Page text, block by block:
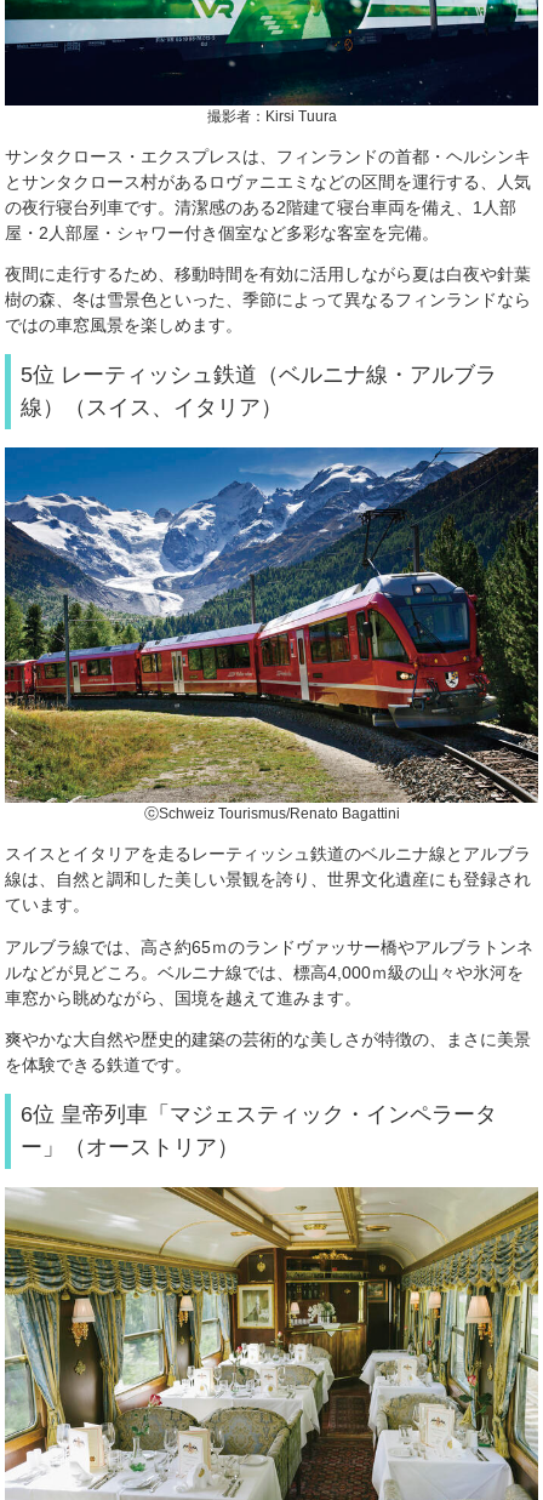
撮影者：Kirsi Tuura
サンタクロース・エクスプレスは、フィンランドの首都・ヘルシンキ
とサンタクロース村があるロヴァニエミなどの区間を運行する、人気
の夜行寝台列車です。清潔感のある2階建て寝台車両を備え、1人部
屋・2人部屋・シャワー付き個室など多彩な客室を完備。
夜間に走行するため、移動時間を有効に活用しながら夏は白夜や針葉
樹の森、冬は雪景色といった、季節によって異なるフィンランドなら
ではの車窓風景を楽しめます。
5位 レーティッシュ鉄道（ベルニナ線・アルブラ
線）（スイス、イタリア）
ⓒSchweiz Tourismus/Renato Bagattini
スイスとイタリアを走るレーティッシュ鉄道のベルニナ線とアルブラ
線は、自然と調和した美しい景観を誇り、世界文化遺産にも登録され
ています。
アルブラ線では、高さ約65ｍのランドヴァッサー橋やアルブラトンネ
ルなどが見どころ。ベルニナ線では、標高4,000ｍ級の山々や氷河を
車窓から眺めながら、国境を越えて進みます。
爽やかな大自然や歴史的建築の芸術的な美しさが特徴の、まさに美景
を体験できる鉄道です。
6位 皇帝列車「マジェスティック・インペラータ
ー」（オーストリア）